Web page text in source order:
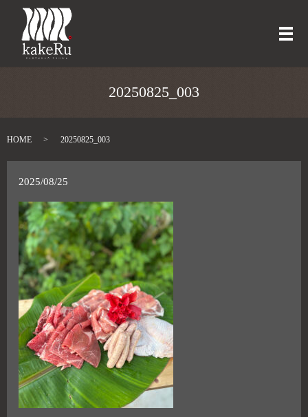
メ
20250825_003
HOME 20250825_003
2025/08/25